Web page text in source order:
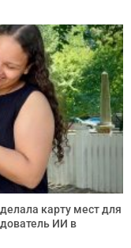
карту мест для
ИИ в